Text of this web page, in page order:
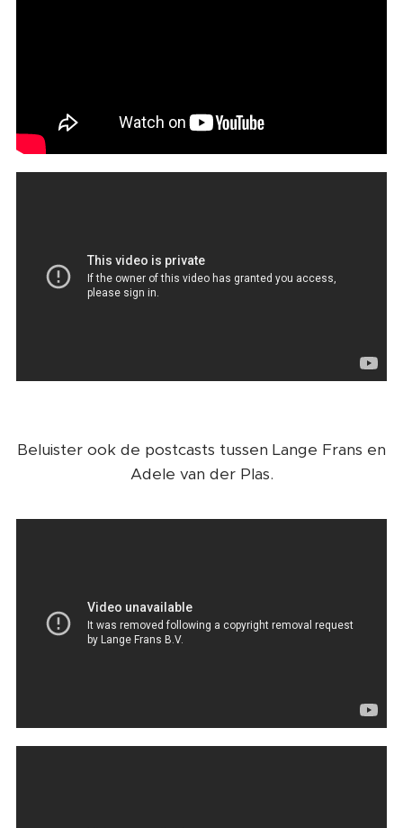
Beluister ook de postcasts tussen Lange Frans en
Adele van der Plas.